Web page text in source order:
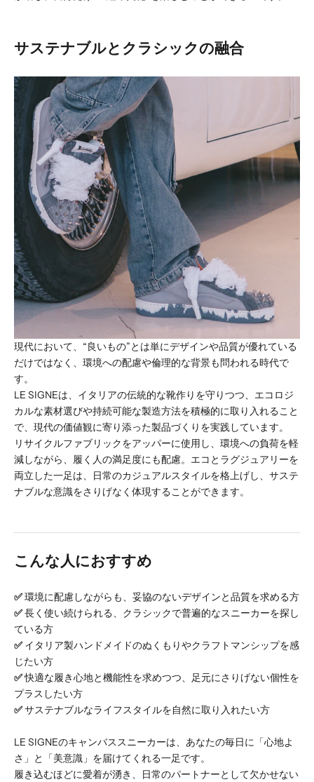
サステナブルとクラシックの融合
現代において、“良いもの”とは単にデザインや品質が優れている
だけではなく、環境への配慮や倫理的な背景も問われる時代で
す。
LE SIGNEは、イタリアの伝統的な靴作りを守りつつ、エコロジ
カルな素材選びや持続可能な製造方法を積極的に取り入れること
で、現代の価値観に寄り添った製品づくりを実践しています。
リサイクルファブリックをアッパーに使用し、環境への負荷を軽
減しながら、履く人の満足度にも配慮。エコとラグジュアリーを
両立した一足は、日常のカジュアルスタイルを格上げし、サステ
ナブルな意識をさりげなく体現することができます。
こんな人におすすめ
✅環境に配慮しながらも、妥協のないデザインと品質を求める方
✅長く使い続けられる、クラシックで普遍的なスニーカーを探し
ている方
✅ イタリア製ハンドメイドのぬくもりやクラフトマンシップを感
じたい方
✅快適な履き心地と機能性を求めつつ、足元にさりげない個性を
プラスしたい方
✅サステナブルなライフスタイルを自然に取り入れたい方
LE SIGNEのキャンバススニーカーは、あなたの毎日に「心地よ
さ」と「美意識」を届けてくれる一足です。
履き込むほどに愛着が湧き、日常のパートナーとして欠かせない